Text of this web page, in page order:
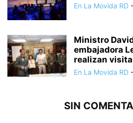
En La Movida RD -
Ministro
embajadora
realizan visita
En La Movida RD -
SIN